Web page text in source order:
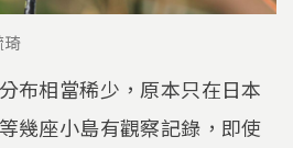
琦
布相當稀少，原本只在日本
幾座小島有觀察記錄，即使